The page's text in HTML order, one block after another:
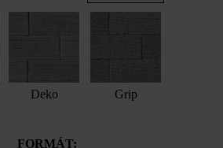
Deko Grip
FORMÁT: